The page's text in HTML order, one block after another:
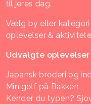
til jeres dag.
Vælg by eller
oplevelser &
Udvalgte
Japansk broderi og
Minigolf på Bakken
Kender du typen?